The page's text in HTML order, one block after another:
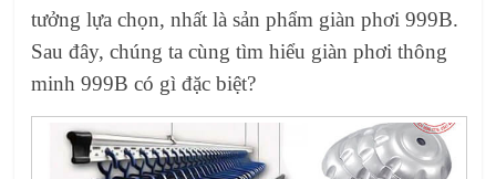
tưởng lựa chọn, nhất là sản phẩm giàn phơi 999B.
Sau đây, chúng ta cùng tìm hiểu giàn phơi thông
minh 999B có gì đặc biệt?